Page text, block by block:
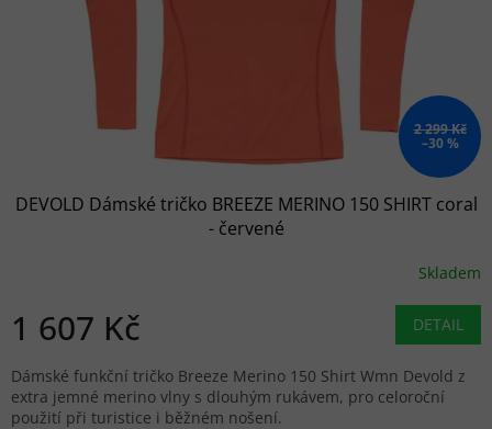
2 299 Kč
–30 %
DEVOLD Dámské tričko BREEZE MERINO 150 SHIRT coral
- červené
Skladem
1 607 Kč DETAIL
Dámské funkční tričko Breeze Merino 150 Shirt Wmn Devold z
extra jemné merino vlny s dlouhým rukávem, pro celoroční
použití při turistice i běžném nošení.